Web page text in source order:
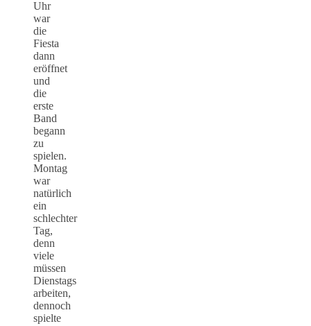
Uhr
war
die
Fiesta
dann
eröffnet
und
die
erste
Band
begann
zu
spielen.
Montag
war
natürlich
ein
schlechter
Tag,
denn
viele
müssen
Dienstags
arbeiten,
dennoch
spielte